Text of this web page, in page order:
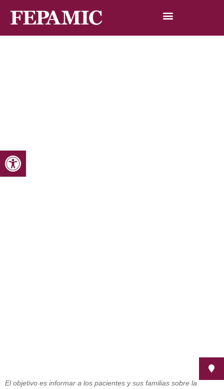
Abrir barra de herramientas
Inicio
El objetivo es informar a los pacientes y sus familias sobre la